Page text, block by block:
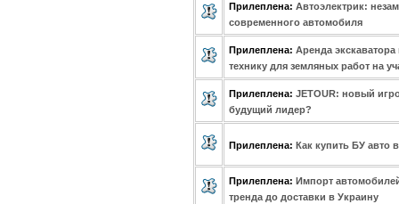
Прилеплена: Автоэлектрик:
современного автомобиля
Прилеплена: Аренда
технику для земляных работ на
Прилеплена: JETOUR: новый
будущий лидер?
Прилеплена: Как купить БУ авто
Прилеплена: Импорт
тренда до доставки в Украину